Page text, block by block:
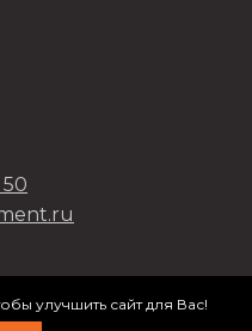
улучшить сайт для Вас!